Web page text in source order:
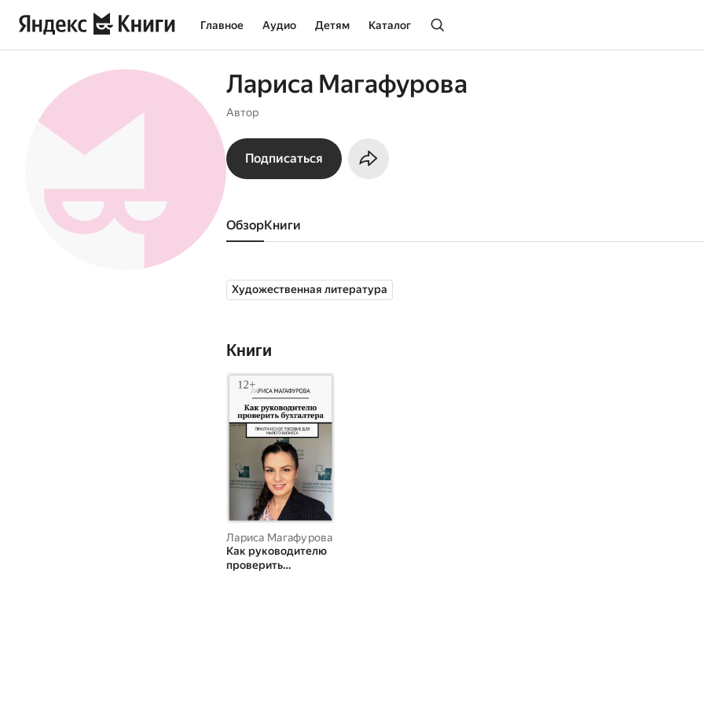
Главное Аудио Детям Каталог
Лариса Магафурова
Автор
Подписаться
Обзор книги
Художественная литература
Книги
Лариса Магафурова
Как руководителю
проверить